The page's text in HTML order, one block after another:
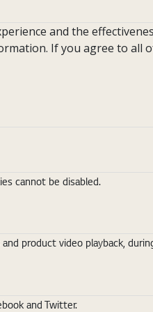
and the
If you agree to all
cannot be disabled.
product video playback,
and Twitter.